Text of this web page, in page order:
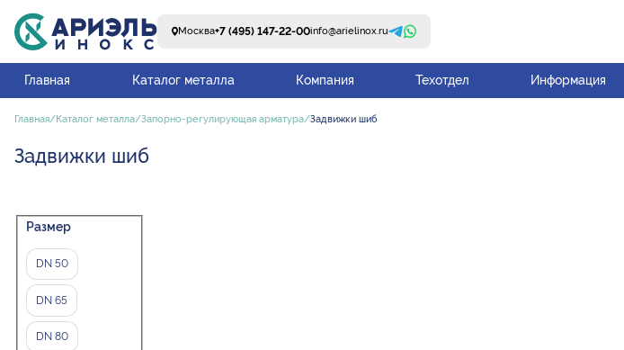
Москва+7 (495) 147-22-00info@arielinox.ru
Главная Каталог металла Компания Техотдел Информация
Главная Каталог металла Запорно-регулирующая арматура Задвижки шиб
Задвижки шиб
Размер
DN 50
DN 65
DN 80